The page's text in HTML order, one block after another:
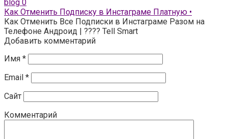
blog 0
Как Отменить Подписку в Инстаграме Платную •
Как Отменить Все Подписки в Инстаграме Разом на
Телефоне Андроид | ???? Tell Smart
Добавить комментарий
Имя *
Email *
Сайт
Комментарий